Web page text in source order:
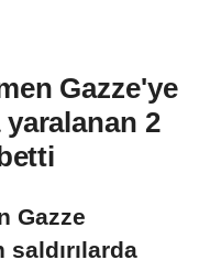
Gazze'ye
yaralanan 2
Gazze